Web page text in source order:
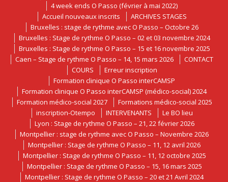
4 week ends O Passo (février à mai 2022)
Accueil nouveaux inscrits
ARCHIVES STAGES
Bruxelles : stage de rythme avec O Passo – Octobre 26
Bruxelles : Stage de rythme O Passo – 02 et 03 novembre 2024
Bruxelles : Stage de rythme O Passo – 15 et 16 novembre 2025
Caen – Stage de rythme O Passo – 14, 15 mars 2026
CONTACT
COURS
Erreur inscription
Formation clinique O Passo interCAMSP
Formation clinique O Passo interCAMSP (médico-social) 2024
Formation médico-social 2027
Formations médico-social 2025
inscription-Otempo
INTERVENANTS
Le BO lieu
Lyon : Stage de rythme O Passo – 21, 22 février 2026
Montpellier : stage de rythme avec O Passo – Novembre 2026
Montpellier : Stage de rythme O Passo – 11, 12 avril 2026
Montpellier : Stage de rythme O Passo – 11, 12 octobre 2025
Montpellier : Stage de rythme O Passo – 15, 16 mars 2025
Montpellier : Stage de rythme O Passo – 20 et 21 Avril 2024